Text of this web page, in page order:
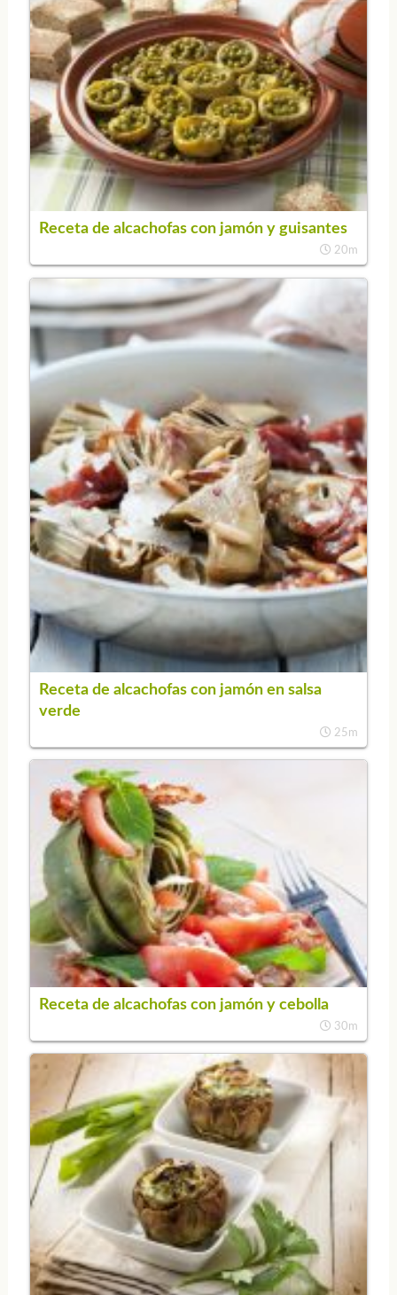
Receta de alcachofas con jamón y guisantes
20m
Receta de alcachofas con jamón en salsa
verde
25m
Receta de alcachofas con jamón y cebolla
30m